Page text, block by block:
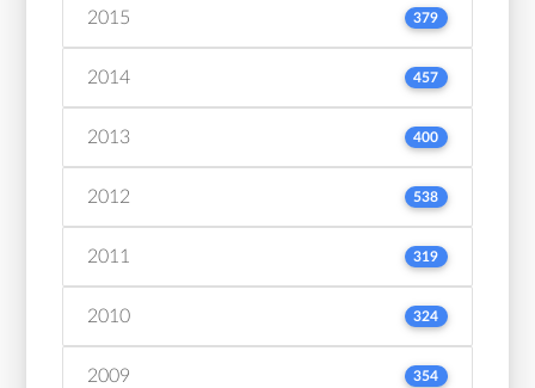
2015 379
2014 457
2013 400
2012 538
2011 319
2010 324
2009 354